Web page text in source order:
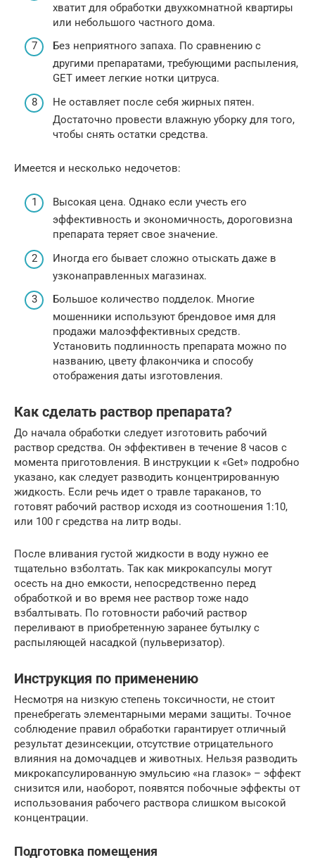
хватит для обработки двухкомнатной квартиры
или небольшого частного дома.
Без неприятного запаха. По сравнению с
другими препаратами, требующими распыления,
GET имеет легкие нотки цитруса.
Не оставляет после себя жирных пятен.
Достаточно провести влажную уборку для того,
чтобы снять остатки средства.
Имеется и несколько недочетов:
Высокая цена. Однако если учесть его
эффективность и экономичность, дороговизна
препарата теряет свое значение.
Иногда его бывает сложно отыскать даже в
узконаправленных магазинах.
Большое количество подделок. Многие
мошенники используют брендовое имя для
продажи малоэффективных средств.
Установить подлинность препарата можно по
названию, цвету флакончика и способу
отображения даты изготовления.
Как сделать раствор препарата?
До начала обработки следует изготовить рабочий
раствор средства. Он эффективен в течение 8 часов с
момента приготовления. В инструкции к «Get» подробно
указано, как следует разводить концентрированную
жидкость. Если речь идет о травле тараканов, то
готовят рабочий раствор исходя из соотношения 1:10,
или 100 г средства на литр воды.
После вливания густой жидкости в воду нужно ее
тщательно взболтать. Так как микрокапсулы могут
осесть на дно емкости, непосредственно перед
обработкой и во время нее раствор тоже надо
взбалтывать. По готовности рабочий раствор
переливают в приобретенную заранее бутылку с
распыляющей насадкой (пульверизатор).
Инструкция по применению
Несмотря на низкую степень токсичности, не стоит
пренебрегать элементарными мерами защиты. Точное
соблюдение правил обработки гарантирует отличный
результат дезинсекции, отсутствие отрицательного
влияния на домочадцев и животных. Нельзя разводить
микрокапсулированную эмульсию «на глазок» – эффект
снизится или, наоборот, появятся побочные эффекты от
использования рабочего раствора слишком высокой
концентрации.
Подготовка помещения